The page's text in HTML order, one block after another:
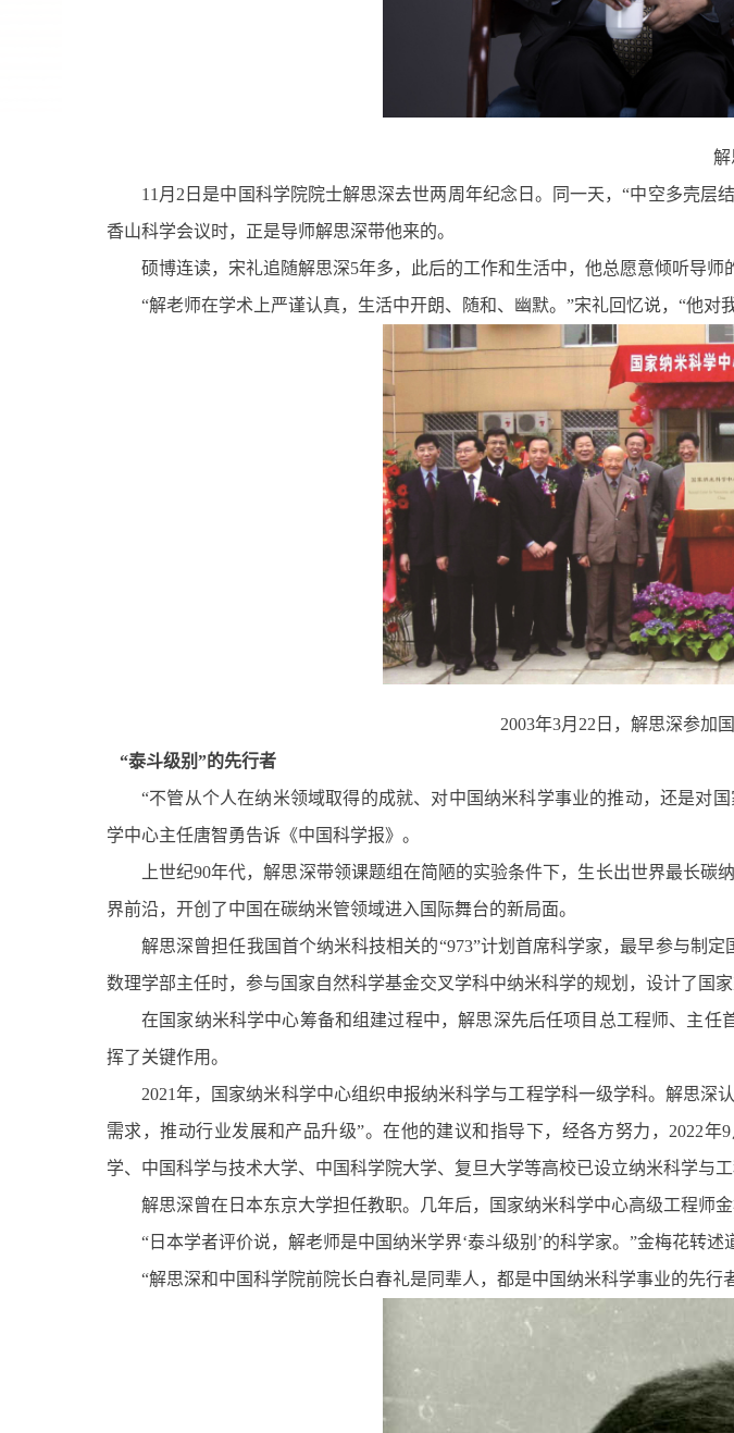
解
11月2日是中国科学院院士解思深去世两周年纪念日。同一天，“中空多壳
香山科学会议时，正是导师解思深带他来的。
硕博连读，宋礼追随解思深5年多，此后的工作和生活中，他总愿意倾听导师
“解老师在学术上严谨认真，生活中开朗、随和、幽默。”宋礼回忆说，“他
2003年3月22日，解思深参加
“泰斗级别”的先行者
“不管从个人在纳米领域取得的成就、对中国纳米科学事业的推动，还是对
学中心主任唐智勇告诉《中国科学报》。
上世纪90年代，解思深带领课题组在简陋的实验条件下，生长出世界最长
界前沿，开创了中国在碳纳米管领域进入国际舞台的新局面。
解思深曾担任我国首个纳米科技相关的“973”计划首席科学家，最早参与制
数理学部主任时，参与国家自然科学基金交叉学科中纳米科学的规划，设计了
在国家纳米科学中心筹备和组建过程中，解思深先后任项目总工程师、主
挥了关键作用。
2021年，国家纳米科学中心组织申报纳米科学与工程学科一级学科。解思
需求，推动行业发展和产品升级”。在他的建议和指导下，经各方努力，2022
学、中国科学与技术大学、中国科学院大学、复旦大学等高校已设立纳米科学与
解思深曾在日本东京大学担任教职。几年后，国家纳米科学中心高级工程师
“日本学者评价说，解老师是中国纳米学界‘泰斗级别’的科学家。”金梅花转述
“解思深和中国科学院前院长白春礼是同辈人，都是中国纳米科学事业的先